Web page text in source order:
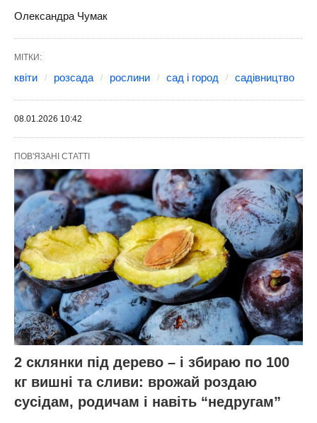
Олександра Чумак
МІТКИ:
квіти розсада рослини сад і город садівництво
08.01.2026 10:42
ПОВ'ЯЗАНІ СТАТТІ
2 склянки під дерево – і збираю по 100
кг вишні та сливи: врожай роздаю
сусідам, родичам і навіть “недругам”